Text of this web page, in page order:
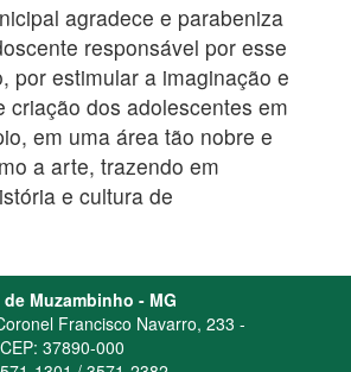
agradece e parabeniza
responsável por esse
por estimular a imaginação e
criação dos adolescentes em
em uma área tão nobre e
a arte, trazendo em
e cultura de
Muzambinho - MG
Francisco Navarro, 233 -
37890-000